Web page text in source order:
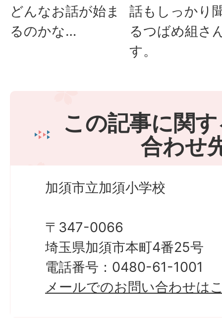
どんなお話が始ま
るのかな…
話もしっかり
るつばめ組さ
す。
この記事に関
合わせ
加須市立加須小学校
〒347-0066
埼玉県加須市本町4番25号
電話番号：0480-61-1001
メールでのお問い合わせは